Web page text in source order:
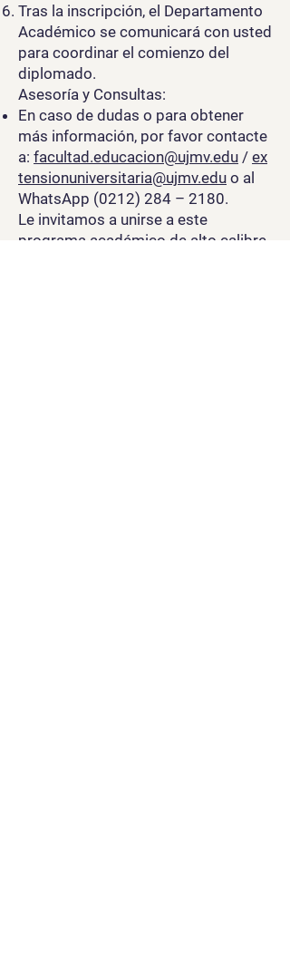
Tras la inscripción, el Departamento
Académico se comunicará con usted
para coordinar el comienzo del
diplomado.
Asesoría y Consultas:
En caso de dudas o para obtener
más información, por favor contacte
a: facultad.educacion@ujmv.edu / ex
tensionuniversitaria@ujmv.edu o al
WhatsApp (0212) 284 – 2180.
Le invitamos a unirse a este
programa académico de alto calibre,